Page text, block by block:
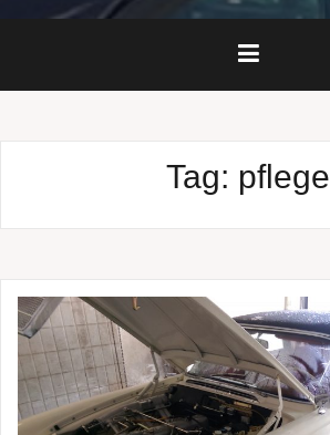
Tag: pflege